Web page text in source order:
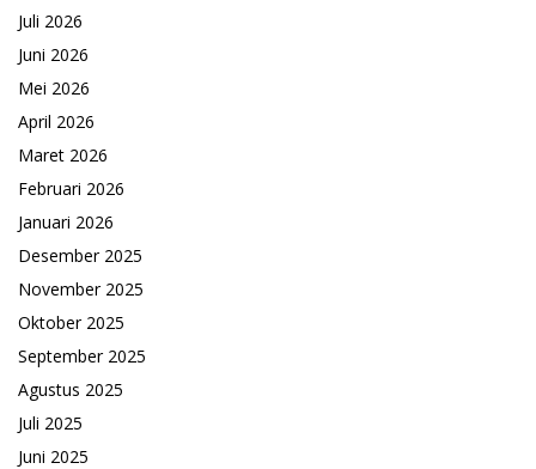
Juli 2026
Juni 2026
Mei 2026
April 2026
Maret 2026
Februari 2026
Januari 2026
Desember 2025
November 2025
Oktober 2025
September 2025
Agustus 2025
Juli 2025
Juni 2025